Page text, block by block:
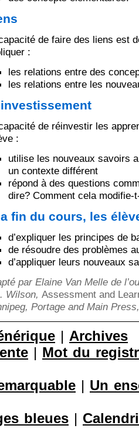
de faire des liens est
:
les relations entre des
les relations entre les
de réinvestir les
:
utilise les nouveaux savoirs
un contexte différent
répond à des questions
dire? Comment cela modifie-
fin du cours, les
d’expliquer les principes de
de résoudre des problèmes
d’appliquer leurs nouveaux
par Elaine Van Melle de
Wilson, Assessment and
Portage and Main
| Archives
| Mot du
| Un
bleues |